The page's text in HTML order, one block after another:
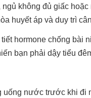
không đủ giấc
huyết áp và duy trì
hormone chống
bạn phải dậy tiểu
nước trước khi đi